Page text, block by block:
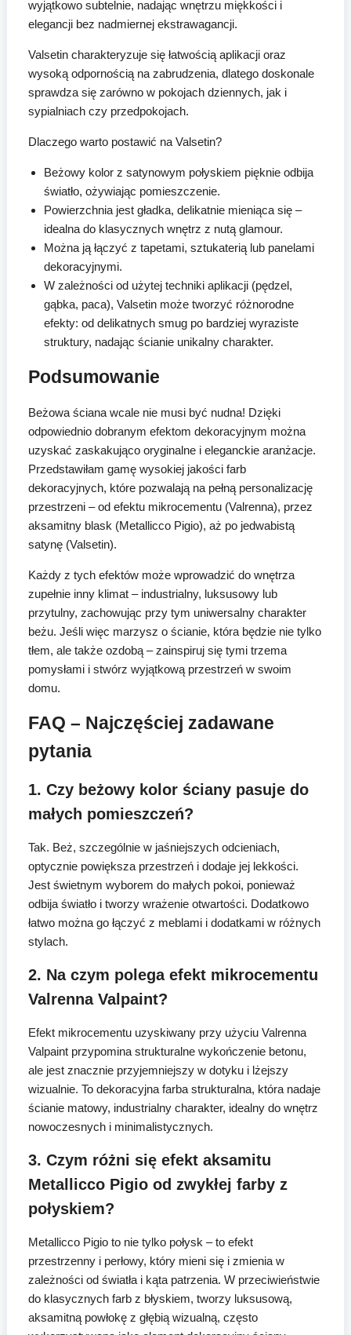
wyjątkowo subtelnie, nadając wnętrzu miękkości i
elegancji bez nadmiernej ekstrawagancji.
Valsetin charakteryzuje się łatwością aplikacji oraz
wysoką odpornością na zabrudzenia, dlatego doskonale
sprawdza się zarówno w pokojach dziennych, jak i
sypialniach czy przedpokojach.
Dlaczego warto postawić na Valsetin?
Beżowy kolor z satynowym połyskiem pięknie odbija
światło, ożywiając pomieszczenie.
Powierzchnia jest gładka, delikatnie mieniąca się –
idealna do klasycznych wnętrz z nutą glamour.
Można ją łączyć z tapetami, sztukaterią lub panelami
dekoracyjnymi.
W zależności od użytej techniki aplikacji (pędzel,
gąbka, paca), Valsetin może tworzyć różnorodne
efekty: od delikatnych smug po bardziej wyraziste
struktury, nadając ścianie unikalny charakter.
Podsumowanie
Beżowa ściana wcale nie musi być nudna! Dzięki
odpowiednio dobranym efektom dekoracyjnym można
uzyskać zaskakująco oryginalne i eleganckie aranżacje.
Przedstawiłam gamę wysokiej jakości farb
dekoracyjnych, które pozwalają na pełną personalizację
przestrzeni – od efektu mikrocementu (Valrenna), przez
aksamitny blask (Metallicco Pigio), aż po jedwabistą
satynę (Valsetin).
Każdy z tych efektów może wprowadzić do wnętrza
zupełnie inny klimat – industrialny, luksusowy lub
przytulny, zachowując przy tym uniwersalny charakter
beżu. Jeśli więc marzysz o ścianie, która będzie nie tylko
tłem, ale także ozdobą – zainspiruj się tymi trzema
pomysłami i stwórz wyjątkową przestrzeń w swoim
domu.
FAQ – Najczęściej zadawane
pytania
1. Czy beżowy kolor ściany pasuje do
małych pomieszczeń?
Tak. Beż, szczególnie w jaśniejszych odcieniach,
optycznie powiększa przestrzeń i dodaje jej lekkości.
Jest świetnym wyborem do małych pokoi, ponieważ
odbija światło i tworzy wrażenie otwartości. Dodatkowo
łatwo można go łączyć z meblami i dodatkami w różnych
stylach.
2. Na czym polega efekt mikrocementu
Valrenna Valpaint?
Efekt mikrocementu uzyskiwany przy użyciu Valrenna
Valpaint przypomina strukturalne wykończenie betonu,
ale jest znacznie przyjemniejszy w dotyku i lżejszy
wizualnie. To dekoracyjna farba strukturalna, która nadaje
ścianie matowy, industrialny charakter, idealny do wnętrz
nowoczesnych i minimalistycznych.
3. Czym różni się efekt aksamitu
Metallicco Pigio od zwykłej farby z
połyskiem?
Metallicco Pigio to nie tylko połysk – to efekt
przestrzenny i perłowy, który mieni się i zmienia w
zależności od światła i kąta patrzenia. W przeciwieństwie
do klasycznych farb z błyskiem, tworzy luksusową,
aksamitną powłokę z głębią wizualną, często